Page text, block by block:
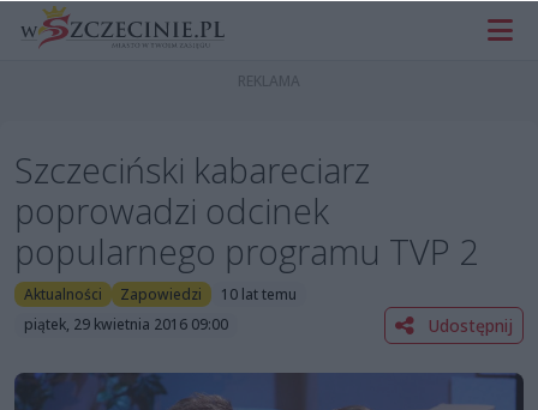
Szczeciński kabareciarz
poprowadzi odcinek
popularnego programu TVP 2
Aktualności Zapowiedzi
10 lat temu
piątek, 29 kwietnia 2016 09:00
Udostępnij